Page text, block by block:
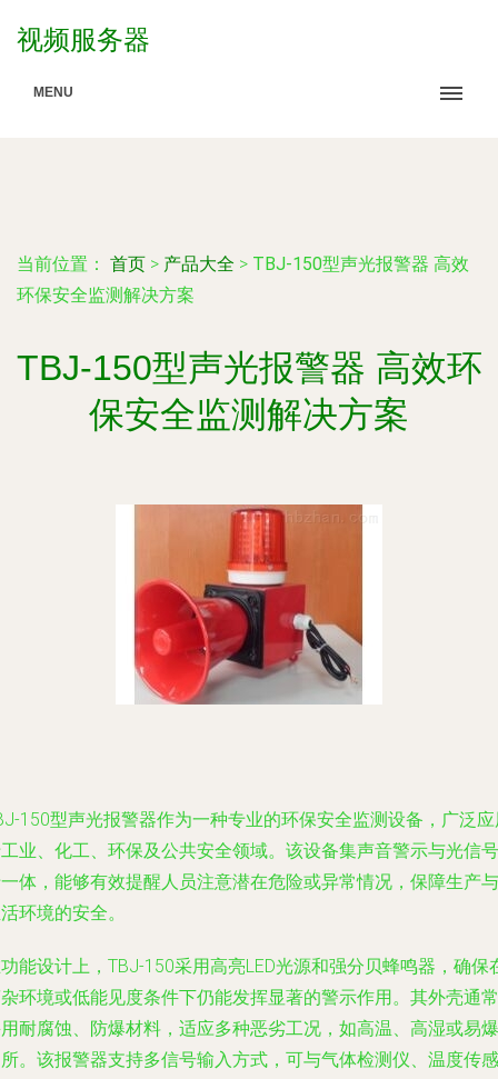
视频服务器
MENU
当前位置： 首页 > 产品大全 > TBJ-150型声光报警器 高效
环保安全监测解决方案
TBJ-150型声光报警器 高效环
保安全监测解决方案
150型声光报警器作为一种专业的环保安全监测设备，广泛
业、化工、环保及公共安全领域。该设备集声音警示与光信号
体，能够有效提醒人员注意潜在危险或异常情况，保障生产与
环境的安全。
能设计上，TBJ-150采用高亮LED光源和强分贝蜂鸣器，确保
环境或低能见度条件下仍能发挥显著的警示作用。其外壳通常
耐腐蚀、防爆材料，适应多种恶劣工况，如高温、高湿或易爆
。该报警器支持多信号输入方式，可与气体检测仪、温度传感